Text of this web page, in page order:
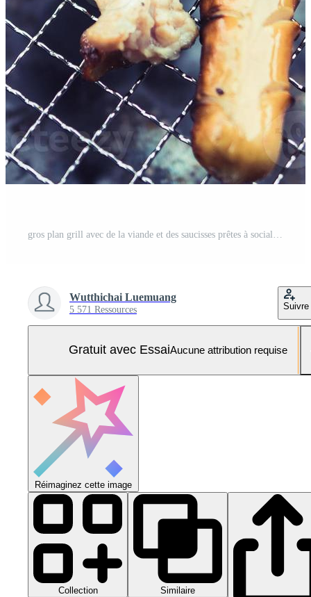
Wutthichai Luemuang
5 571 Ressources Suivre
Gratuit avec EssaiAucune attribution requise
Réimaginez cette image
Collection Similaire